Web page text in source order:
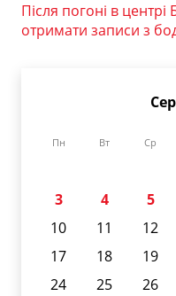
Після погоні в
отримати записи з
Пн Вт Ср
3
4 5
10
11 12
17
18 19
24
25 26